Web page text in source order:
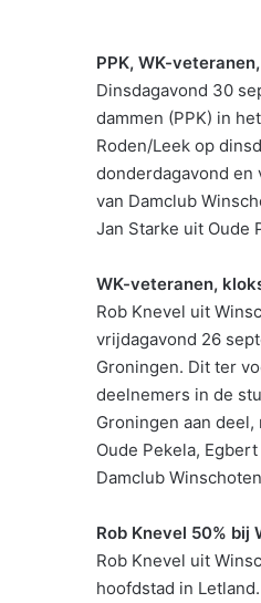
PPK, WK-
Dinsdagavond 30
dammen (PPK) in
Roden/Leek op
donderdagavond en
van Damclub
Jan Starke uit Oude
WK-veteranen,
Rob Knevel uit
vrijdagavond 26
Groningen. Dit ter
deelnemers in de
Groningen aan
Oude Pekela,
Damclub
Rob Knevel 50% bij
Rob Knevel uit
hoofdstad in